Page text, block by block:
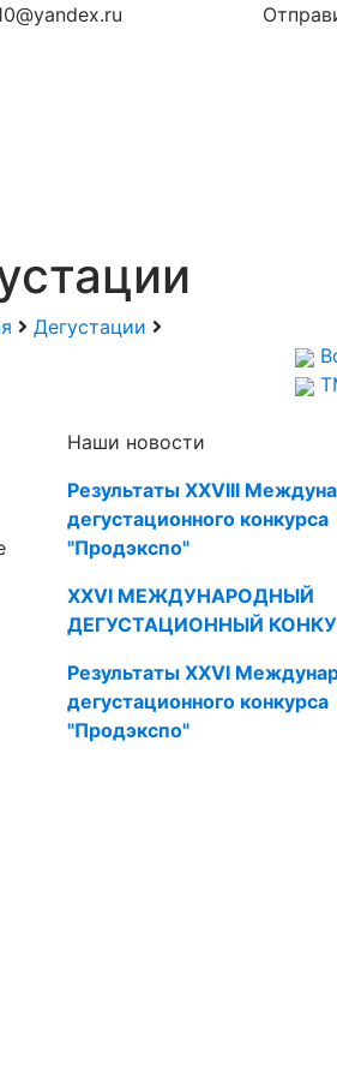
Дегустации
Наши новости
Результаты XXVIII
дегустационного конкурса
"Продэкспо"
XXVI МЕЖДУНАРОДНЫЙ
ДЕГУСТАЦИОННЫЙ
Результаты XXVI
дегустационного конкурса
"Продэкспо"